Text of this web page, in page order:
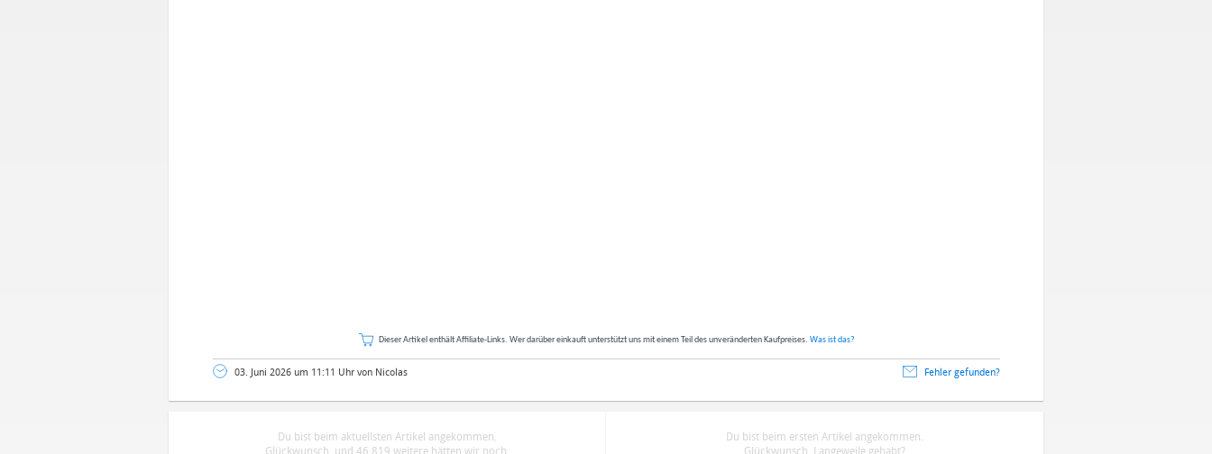
Dieser Artikel enthält Affiliate-Links. Wer darüber einkauft unterstützt uns mit einem Teil des unveränderten Kaufpreises. Was ist das?
03. Juni 2026 um 11:11 Uhr von Nicolas Fehler gefunden?
Du bist beim aktuellsten Artikel angekommen.
Glückwunsch, und 46.819 weitere hätten wir noch.
Du bist beim ersten Artikel angekommen.
Glückwunsch. Langeweile gehabt?